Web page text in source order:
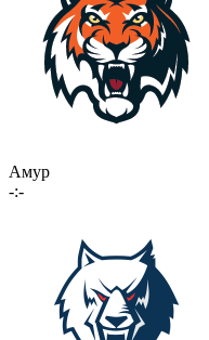
Амур
-:-